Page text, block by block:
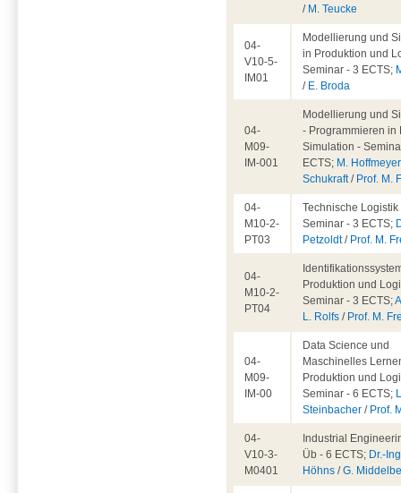
/ M. Teucke
04-
V10-5-
IM01
Modellierung und
in Produktion und
Seminar - 3 ECTS;
/ E. Broda
04-
M09-
IM-001
Modellierung und
- Programmieren in
Simulation -
ECTS; M. Hoffmeyer
Schukraft/ Prof. M.
04-
M10-2-
PT03
Technische Logistik
Seminar - 3 ECTS;
Petzoldt/ Prof. M.
04-
M10-2-
PT04
Produktion und
Seminar - 3 ECTS;
L. Rolfs / Prof. M.
04-
M09-
IM-00
Data Science und
Maschinelles
Produktion und
Seminar - 6 ECTS;
Steinbacher / Prof.
04-
V10-3-
M0401
Industrial
Üb - 6 ECTS; Dr.-
Höhns /G.